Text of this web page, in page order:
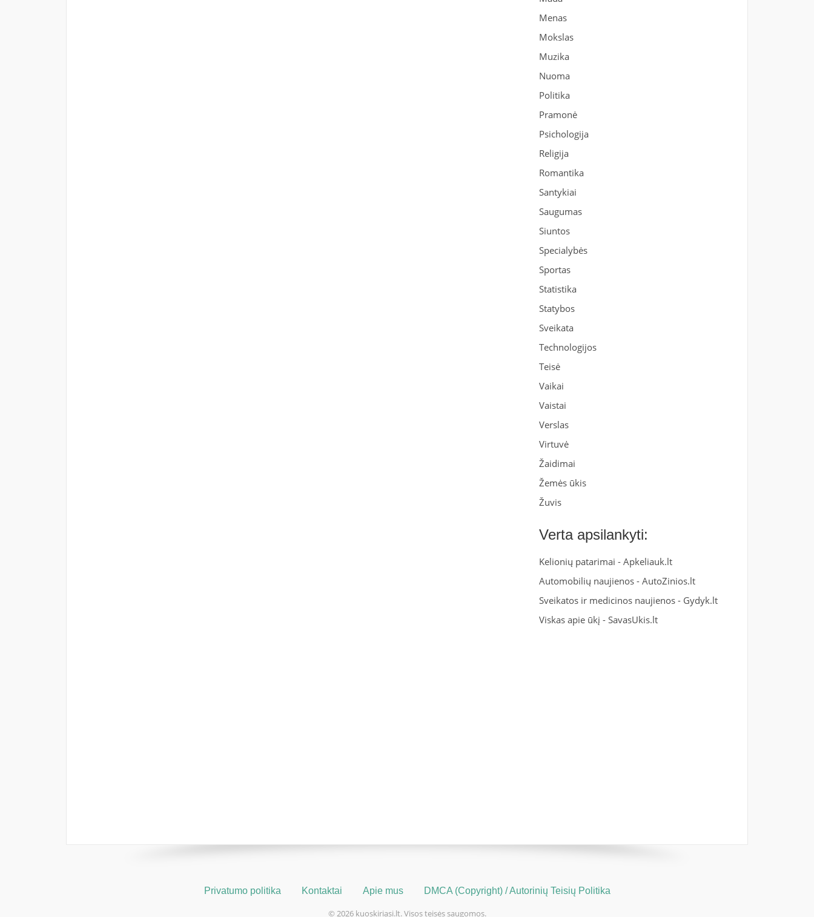
Menas
Mokslas
Muzika
Nuoma
Politika
Pramonė
Psichologija
Religija
Romantika
Santykiai
Saugumas
Siuntos
Specialybės
Sportas
Statistika
Statybos
Sveikata
Technologijos
Teisė
Vaikai
Vaistai
Verslas
Virtuvė
Žaidimai
Žemės ūkis
Žuvis
Verta apsilankyti:
Kelionių patarimai -Apkeliauk.lt
Automobilių naujienos -AutoZinios.lt
Sveikatos ir medicinos naujienos - Gydyk.lt
Viskas apie ūkį -SavasUkis.lt
Privatumo politika Kontaktai Apie mus DMCA (Copyright) / Autorinių Teisių Politika
© 2026 kuoskiriasi.lt. Visos teisės saugomos.